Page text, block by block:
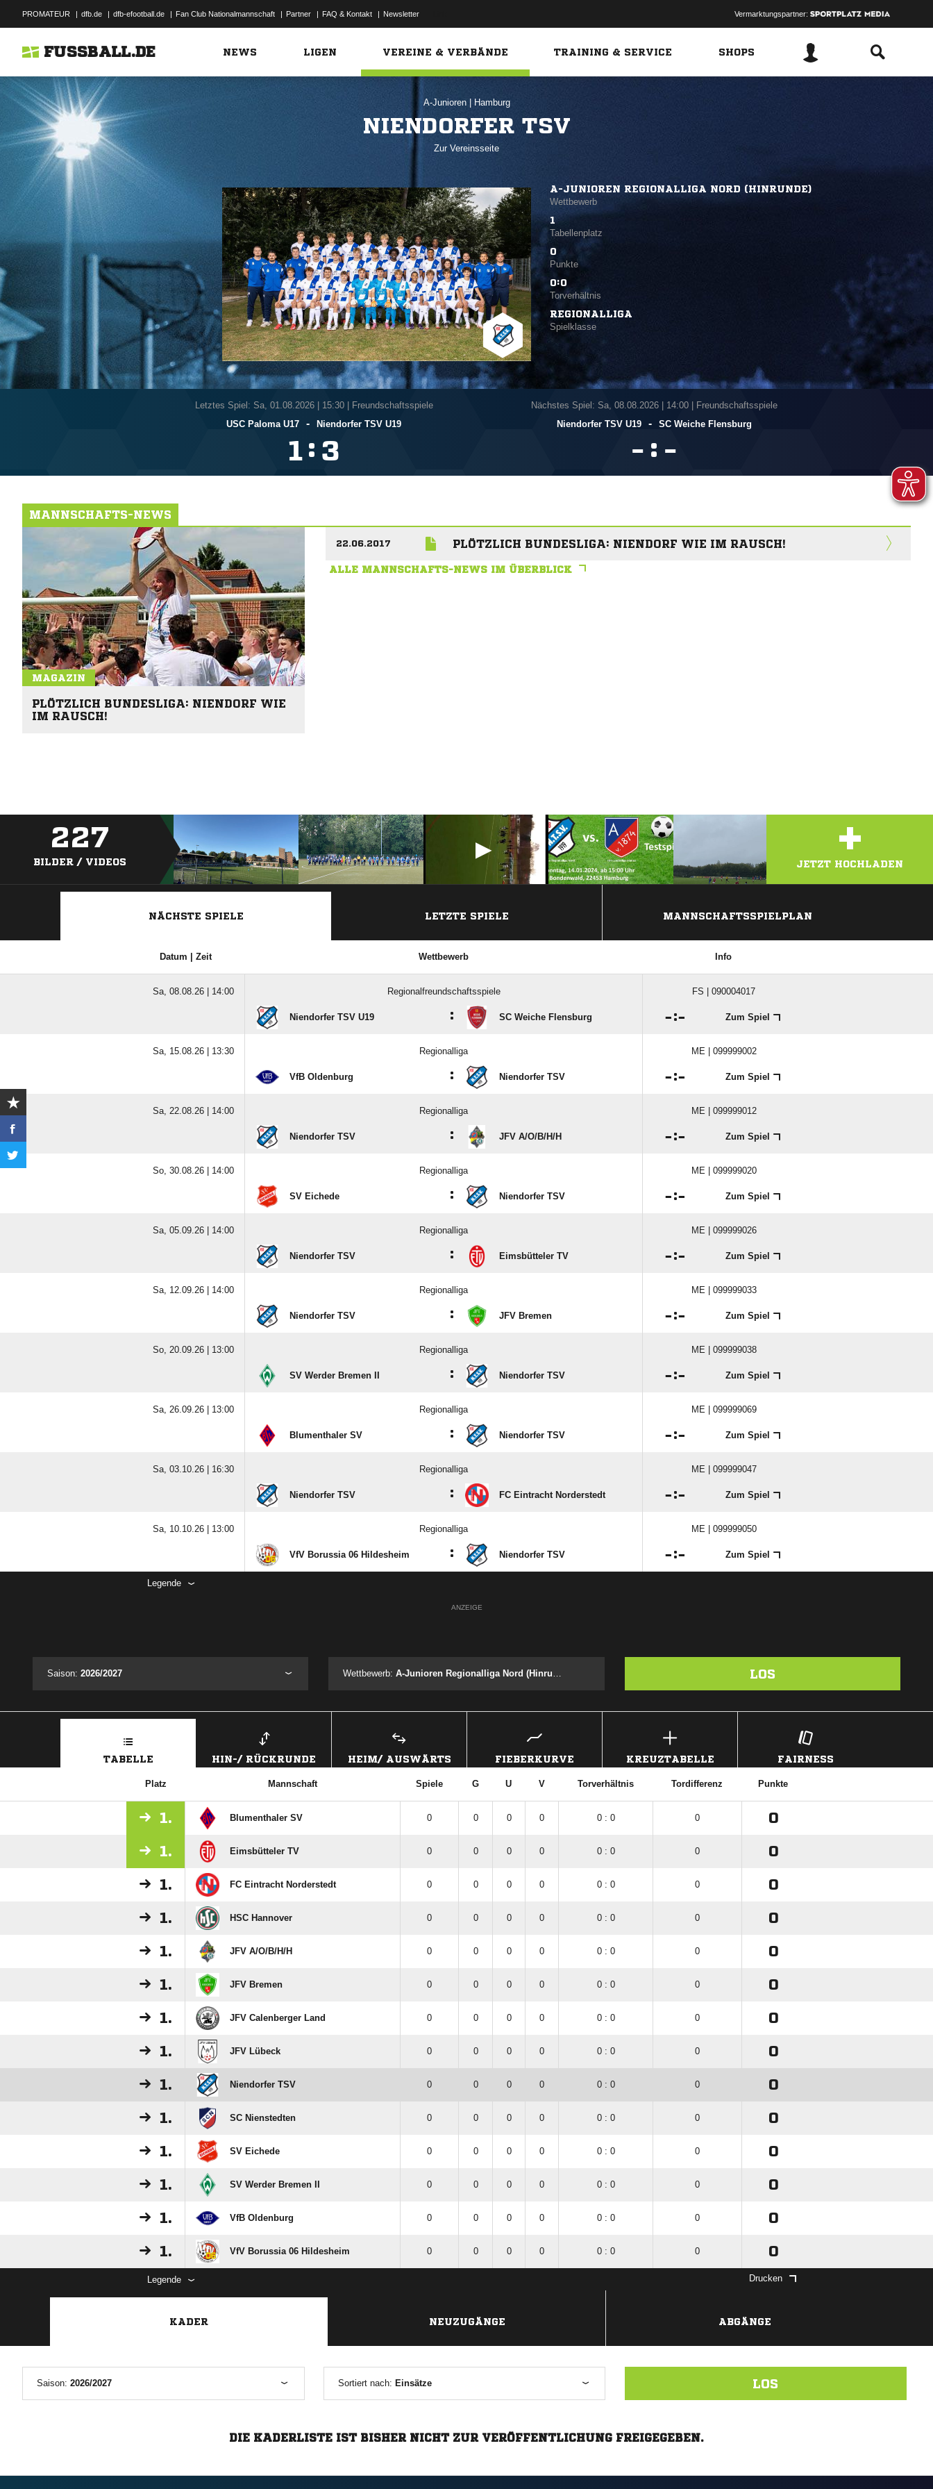
PROMATEUR | dfb.de | dfb-efootball.de | Fan Club Nationalmannschaft | Partner | FAQ & Kontakt | Newsletter Vermarktungspartner:
FUSSBALL.DE NEWS LIGEN VEREINE & VERBÄNDE TRAINING & SERVICE SHOPS
A-Junioren Hamburg
NIENDORFER TSV
Zur Vereinsseite
A-JUNIOREN REGIONALLIGA NORD (HINRUNDE)
Wettbewerb
1
Tabellenplatz
0
Punkte
0:0
Torverhältnis
REGIONALLIGA
Spielklasse
Letztes Spiel: Sa, 01.08.2026| 15:30 | Freundschaftsspiele
USC Paloma U17
- Niendorfer TSV U19
 : 
Nächstes Spiel: Sa, 08.08.2026| 14:00 | Freundschaftsspiele
Niendorfer TSV U19
- SC Weiche Flensburg
 : 
MANNSCHAFTS-NEWS
MAGAZIN
PLÖTZLICH BUNDESLIGA: NIENDORF WIE
IM RAUSCH!
22.06.2017 PLÖTZLICH BUNDESLIGA: NIENDORF WIE IM RAUSCH!
ALLE MANNSCHAFTS-NEWS IM ÜBERBLICK
227
BILDER / VIDEOS +
JETZT HOCHLADEN
NÄCHSTE SPIELE LETZTE SPIELE MANNSCHAFTSSPIELPLAN
Datum | Zeit Wettbewerb Info
Sa, 08.08.26 | 14:00 Regionalfreundschaftsspiele FS | 090004017
Niendorfer TSV U19 : SC Weiche Flensburg : Zum Spiel
Sa, 15.08.26 | 13:30 Regionalliga ME | 099999002
VfB Oldenburg : Niendorfer TSV : Zum Spiel
Sa, 22.08.26 | 14:00 Regionalliga ME | 099999012
Niendorfer TSV : JFV A/​O/​B/​H/​H : Zum Spiel
So, 30.08.26 | 14:00 Regionalliga ME | 099999020
SV Eichede : Niendorfer TSV : Zum Spiel
Sa, 05.09.26 | 14:00 Regionalliga ME | 099999026
Niendorfer TSV : Eimsbütteler TV : Zum Spiel
Sa, 12.09.26 | 14:00 Regionalliga ME | 099999033
Niendorfer TSV : JFV Bremen : Zum Spiel
So, 20.09.26 | 13:00 Regionalliga ME | 099999038
SV Werder Bremen II : Niendorfer TSV : Zum Spiel
Sa, 26.09.26 | 13:00 Regionalliga ME | 099999069
Blumenthaler SV : Niendorfer TSV : Zum Spiel
Sa, 03.10.26 | 16:30 Regionalliga ME | 099999047
Niendorfer TSV : FC Eintracht Norderstedt : Zum Spiel
Sa, 10.10.26 | 13:00 Regionalliga ME | 099999050
VfV Borussia 06 Hildesheim : Niendorfer TSV : Zum Spiel
Legende
ANZEIGE
Saison: 2026/2027 Wettbewerb:A-Junioren Regionalliga Nord (Hinrunde) LOS
TABELLE HIN-/ RÜCKRUNDE HEIM/ AUSWÄRTS FIEBERKURVE KREUZTABELLE FAIRNESS
Platz Mannschaft Spiele G U V Torverhältnis Tordifferenz Punkte
1. Blumenthaler SV 0 0 0 0 0 : 0 0 0
1. Eimsbütteler TV 0 0 0 0 0 : 0 0 0
1. FC Eintracht Norderstedt 0 0 0 0 0 : 0 0 0
1. HSC Hannover 0 0 0 0 0 : 0 0 0
1. JFV A/​O/​B/​H/​H 0 0 0 0 0 : 0 0 0
1. JFV Bremen 0 0 0 0 0 : 0 0 0
1. JFV Calenberger Land 0 0 0 0 0 : 0 0 0
1. JFV Lübeck 0 0 0 0 0 : 0 0 0
1. Niendorfer TSV 0 0 0 0 0 : 0 0 0
1. SC Nienstedten 0 0 0 0 0 : 0 0 0
1. SV Eichede 0 0 0 0 0 : 0 0 0
1. SV Werder Bremen II 0 0 0 0 0 : 0 0 0
1. VfB Oldenburg 0 0 0 0 0 : 0 0 0
1. VfV Borussia 06 Hildesheim 0 0 0 0 0 : 0 0 0
Legende Drucken
KADER NEUZUGÄNGE ABGÄNGE
Saison: 2026/2027 Sortiert nach: Einsätze LOS
DIE KADERLISTE IST BISHER NICHT ZUR VERÖFFENTLICHUNG FREIGEGEBEN.